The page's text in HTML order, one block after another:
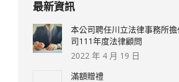
最新資訊
本公司聘任川立法律事務所
司111年度法律顧問
2022 年 4 月 19 日
滿額贈禮